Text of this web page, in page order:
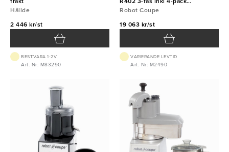
Hällde
2 446 kr/st
BEST.VARA 1-2V
Art. Nr: M83290
skärverktyg Robot Coupe
Robot Coupe
19 063 kr/st
VARIERANDE LEVTID
Art. Nr: M2490